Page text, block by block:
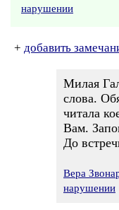
нарушении
+ добавить
Милая
слова.
читала
Вам.
До
Вера
нарушении